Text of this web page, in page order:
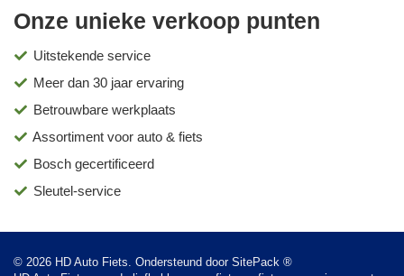
Onze unieke verkoop punten
Uitstekende service
Meer dan 30 jaar ervaring
Betrouwbare werkplaats
Assortiment voor auto & fiets
Bosch gecertificeerd
Sleutel-service
© 2026 HD Auto Fiets. Ondersteund door SitePack ®